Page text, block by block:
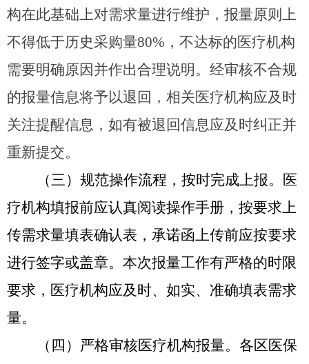
构在此基础上对需求量进行维护，报量原则上
不得低于历史采购量80%，不达标的医疗机构
需要明确原因并作出合理说明。经审核不合规
的报量信息将予以退回，相关医疗机构应及时
关注提醒信息，如有被退回信息应及时纠正并
重新提交。
（三）规范操作流程，按时完成上报。
医
疗机构填报前应认真阅读操作手册，按要求上
传需求量填表确认表，承诺函上传前应按要求
进行签字或盖章。本次报量工作有严格的时限
要求，医疗机构应及时、如实、准确填表需求
量。
（四）严格审核医疗机构报量。 各区医保